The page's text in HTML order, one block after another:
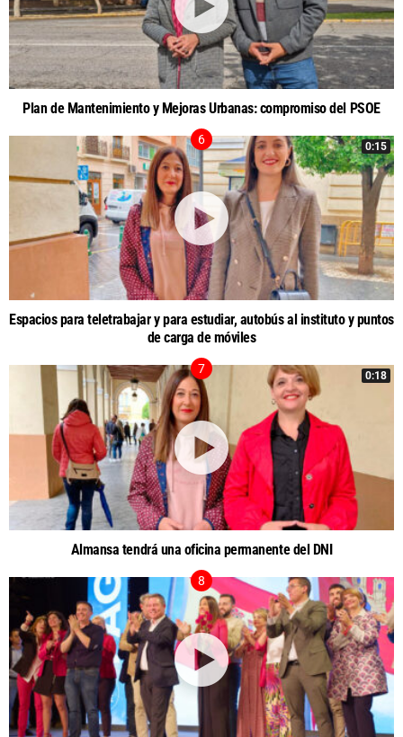
Plan de Mantenimiento y Mejoras Urbanas: compromiso del PSOE
0:15
Espacios para teletrabajar y para estudiar, autobús al instituto y puntos
de carga de móviles
0:18
Almansa tendrá una oficina permanente del DNI